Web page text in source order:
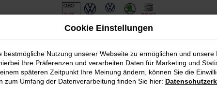
Cookie Einstellungen
bestmögliche Nutzung unserer Webseite zu ermöglichen und unsere
Ihre Präferenzen und verarbeiten Daten für Marketing und
späteren Zeitpunkt Ihre Meinung ändern, können Sie die
zum Umfang der Datenverarbeitung finden Sie hier: